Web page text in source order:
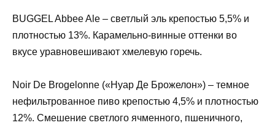
BUGGEL Abbee Ale – светлый эль крепостью 5,5% и
плотностью 13%. Карамельно-винные оттенки во
вкусе уравновешивают хмелевую горечь.
Noir De Brogelonne («Нуар Де Брожелон») – темное
нефильтрованное пиво крепостью 4,5% и плотностью
12%. Смешение светлого ячменного, пшеничного,